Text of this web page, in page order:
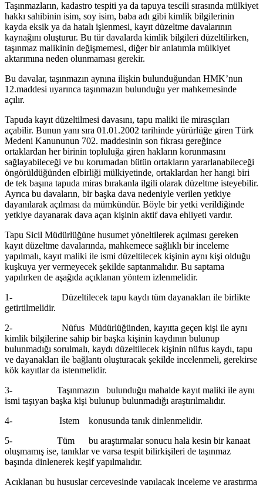
Taşınmazların, kadastro tespiti ya da tapuya tescili sırasında mülkiyet
hakkı sahibinin isim, soy isim, baba adı gibi kimlik bilgilerinin
kayda eksik ya da hatalı işlenmesi, kayıt düzeltme davalarının
kaynağını oluşturur. Bu tür davalarda kimlik bilgileri düzeltilirken,
taşınmaz malikinin değişmemesi, diğer bir anlatımla mülkiyet
aktarımına neden olunmaması gerekir.
Bu davalar, taşınmazın aynına ilişkin bulunduğundan HMK’nun
12.maddesi uyarınca taşınmazın bulunduğu yer mahkemesinde
açılır.
Tapuda kayıt düzeltilmesi davasını, tapu maliki ile mirasçıları
açabilir. Bunun yanı sıra 01.01.2002 tarihinde yürürlüğe giren Türk
Medeni Kanununun 702. maddesinin son fıkrası gereğince
ortaklardan her birinin topluluğa giren hakların korunmasını
sağlayabileceği ve bu korumadan bütün ortakların yararlanabileceği
öngörüldüğünden elbirliği mülkiyetinde, ortaklardan her hangi biri
de tek başına tapuda miras bırakanla ilgili olarak düzeltme isteyebilir.
Ayrıca bu davaların, bir başka dava nedeniyle verilen yetkiye
dayanılarak açılması da mümkündür. Böyle bir yetki verildiğinde
yetkiye dayanarak dava açan kişinin aktif dava ehliyeti vardır.
Tapu Sicil Müdürlüğüne husumet yöneltilerek açılması gereken
kayıt düzeltme davalarında, mahkemece sağlıklı bir inceleme
yapılmalı, kayıt maliki ile ismi düzeltilecek kişinin aynı kişi olduğu
kuşkuya yer vermeyecek şekilde saptanmalıdır. Bu saptama
yapılırken de aşağıda açıklanan yöntem izlenmelidir.
1- Düzeltilecek tapu kaydı tüm dayanakları ile birlikte
getirtilmelidir.
2- Nüfus Müdürlüğünden, kayıtta geçen kişi ile aynı
kimlik bilgilerine sahip bir başka kişinin kaydının bulunup
bulunmadığı sorulmalı, kaydı düzeltilecek kişinin nüfus kaydı, tapu
ve dayanakları ile bağlantı oluşturacak şekilde incelenmeli, gerekirse
kök kayıtlar da istenmelidir.
3- Taşınmazın bulunduğu mahalde kayıt maliki ile aynı
ismi taşıyan başka kişi bulunup bulunmadığı araştırılmalıdır.
4- Istem konusunda tanık dinlenmelidir.
5- Tüm bu araştırmalar sonucu hala kesin bir kanaat
oluşmamış ise, tanıklar ve varsa tespit bilirkişileri de taşınmaz
başında dinlenerek keşif yapılmalıdır.
Açıklanan bu hususlar çerçevesinde yapılacak inceleme ve araştırma